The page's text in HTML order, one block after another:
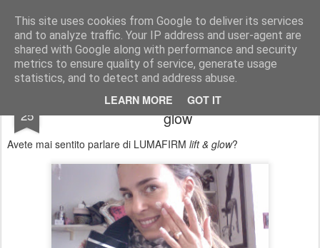
This site uses cookies from Google to deliver its services
and to analyze traffic. Your IP address and user-agent are
shared with Google along with performance and security
metrics to ensure quality of service, generate usage
statistics, and to detect and address abuse.
LEARN MORE GOT IT
Francesca Cappelletti Model - blogger -designer- image consultant FOR COLLABRATION: francesca@cit-consult.com
25
Io amo questa crema!!! Lumafirm lift &
glow
Avete mai sentito parlare di LUMAFIRM lift & glow?